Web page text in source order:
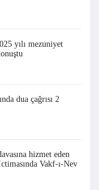
yılı mezuniyet
dua çağrısı 2
hizmet eden
Vakf-ı-Nev